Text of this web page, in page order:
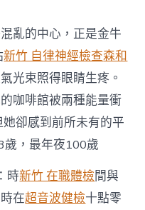
外
鄉
逝
世
亡
52
例，
年
紀
最
森
和
診
亂的中心，正是金牛
新竹 自律神經檢查森和
光束照得眼睛生疼。
咖啡館被兩種能量衝
卻感到前所未有的平
，最年夜100歲
時新竹 在職體檢間與
在超音波健檢十點零